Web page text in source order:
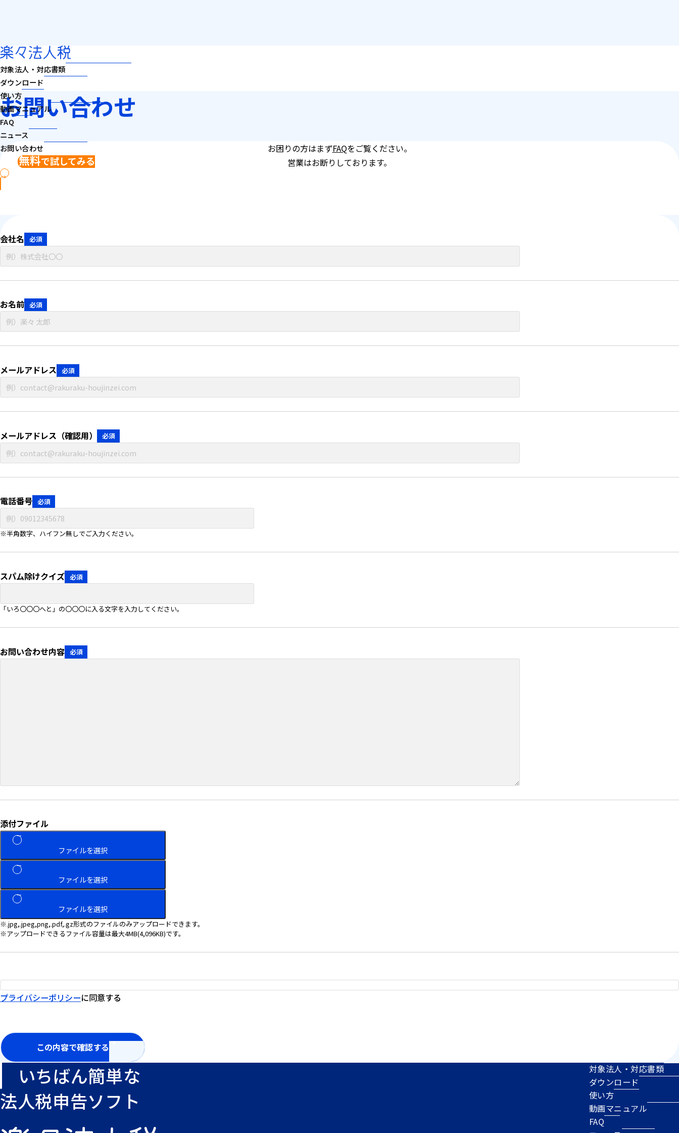
対象法人・対応書類
ダウンロード
使い方
動画マニュアル
FAQ
ニュース
お問い合わせ
無料で試してみる
トップ
お問い合わせ
お困りの方はまずFAQをご覧ください。
営業はお断りしております。
会社名 必須
お名前 必須
メールアドレス 必須
メールアドレス（確認用） 必須
電話番号 必須
※半角数字、ハイフン無しでご入力ください。
スパム除けクイズ 必須
「いろ〇〇〇へと」の〇〇〇に入る文字を入力してください。
お問い合わせ内容 必須
添付ファイル
ファイルを選択
ファイルを選択
ファイルを選択
※.jpg,.jpeg,png,.pdf,.gz形式のファイルのみアップロードできます。
※アップロードできるファイル容量は最大4MB(4,096KB)です。
プライバシーポリシーに同意する
この内容で確認する
いちばん簡単な
法人税申告ソフト
対象法人・対応書類
ダウンロード
使い方
動画マニュアル
FAQ